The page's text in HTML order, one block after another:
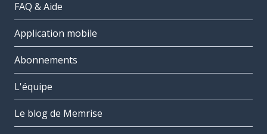
FAQ & Aide
Application mobile
Abonnements
L'équipe
Le blog de Memrise